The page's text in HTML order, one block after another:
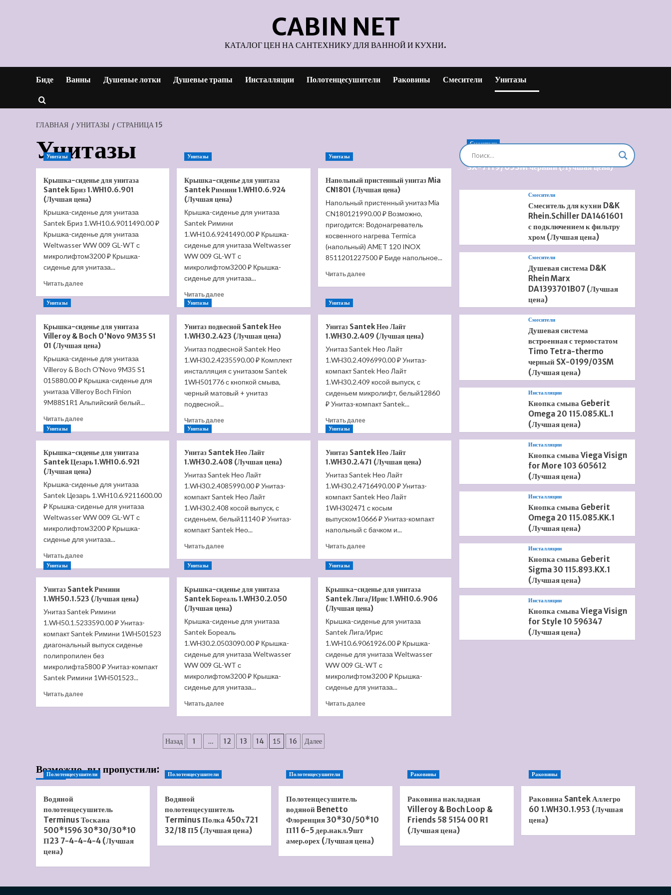
CABIN NET
КАТАЛОГ ЦЕН НА САНТЕХНИКУ ДЛЯ ВАННОЙ И КУХНИ.
Биде Ванны Душевые лотки Душевые трапы Инсталляции Полотенцесушители Раковины Смесители Унитазы
ГЛАВНАЯ УНИТАЗЫ СТРАНИЦА 15
Унитазы
Унитазы
Крышка-сиденье для унитаза
Santek Бриз 1.WH10.6.901
(Лучшая цена)
Крышка-сиденье для унитаза
Santek Бриз 1.WH10.6.9011490.00 ₽
Крышка-сиденье для унитаза
Weltwasser WW 009 GL-WT с
микролифтом3200 ₽ Крышка-
сиденье для унитаза...
Читать далееПрочитать
для
унитаза
Santek
Бриз
1.WH10.6.901
(Лучшая
цена)
Унитазы
Крышка-сиденье для унитаза
Santek Римини 1.WH10.6.924
(Лучшая цена)
Крышка-сиденье для унитаза
Santek Римини
1.WH10.6.9241490.00 ₽ Крышка-
сиденье для унитаза Weltwasser
WW 009 GL-WT с
микролифтом3200 ₽ Крышка-
сиденье для унитаза...
Читать далееПрочитать
сиденье
для
унитаза
Santek
Римини
1.WH10.6.924
цена)
Унитазы
Напольный пристенный унитаз Mia
CN1801 (Лучшая цена)
Напольный пристенный унитаз Mia
CN180121990.00 ₽ Возможно,
пригодится: Водонагреватель
косвенного нагрева Termica
(напольный) AMET 120 INOX
8511201227500 ₽ Биде напольное...
Читать далееПрочитать
Mia
CN1801
(Лучшая
цена)
Унитазы
Крышка-сиденье для унитаза
Villeroy & Boch O'Novo 9M35 S1
01 (Лучшая цена)
Крышка-сиденье для унитаза
Villeroy & Boch O'Novo 9M35 S1
015880.00 ₽ Крышка-сиденье для
унитаза Villeroy Boch Finion
9M88S1R1 Альпийский белый...
Читать далееПрочитать
сиденье
для
унитаза
Villeroy
&
O'Novo
9M35
S1
01
Унитазы
Унитаз подвесной Santek Нео
1.WH30.2.423 (Лучшая цена)
Унитаз подвесной Santek Нео
1.WH30.2.4235590.00 ₽ Комплект
инсталляция с унитазом Santek
1WH501776 с кнопкой смыва,
черный матовый + унитаз
подвесной...
Читать далееПрочитать
Унитаз
подвесной
Santek
Нео
1.WH30.2.423
(Лучшая
цена)
Унитазы
Унитаз Santek Нео Лайт
1.WH30.2.409 (Лучшая цена)
Унитаз Santek Нео Лайт
1.WH30.2.4096990.00 ₽ Унитаз-
компакт Santek Нео Лайт
1.WH30.2.409 косой выпуск, с
сиденьем микролифт, белый12860
₽ Унитаз-компакт Santek...
Читать далееПрочитать
Унитаз
Santek
Нео
Лайт
1.WH30.2.409
(Лучшая
Унитазы
Крышка-сиденье для унитаза
Santek Цезарь 1.WH10.6.921
(Лучшая цена)
Крышка-сиденье для унитаза
Santek Цезарь 1.WH10.6.9211600.00
₽ Крышка-сиденье для унитаза
Weltwasser WW 009 GL-WT с
микролифтом3200 ₽ Крышка-
сиденье для унитаза...
Читать далееПрочитать
сиденье
для
унитаза
Santek
Цезарь
(Лучшая
цена)
Унитазы
Унитаз Santek Нео Лайт
1.WH30.2.408 (Лучшая цена)
Унитаз Santek Нео Лайт
1.WH30.2.4085990.00 ₽ Унитаз-
компакт Santek Нео Лайт
1.WH30.2.408 косой выпуск, с
сиденьем, белый11140 ₽ Унитаз-
компакт Santek Нео...
Читать далееПрочитать
Нео
Лайт
1.WH30.2.408
(Лучшая
цена)
Унитазы
Унитаз Santek Нео Лайт
1.WH30.2.471 (Лучшая цена)
Унитаз Santek Нео Лайт
1.WH30.2.4716490.00 ₽ Унитаз-
компакт Santek Нео Лайт
1WH302471 с косым
выпуском10666 ₽ Унитаз-компакт
напольный с бачком и...
Читать далееПрочитать
Нео
Лайт
1.WH30.2.471
(Лучшая
цена)
Унитазы
Унитаз Santek Римини
1.WH50.1.523 (Лучшая цена)
Унитаз Santek Римини
1.WH50.1.5233590.00 ₽ Унитаз-
компакт Santek Римини 1WH501523
диагональный выпуск сиденье
полипропилен без
микролифта5800 ₽ Унитаз-компакт
Santek Римини 1WH501523...
Читать далееПрочитать
цена)
Унитазы
Крышка-сиденье для унитаза
Santek Бореаль 1.WH30.2.050
(Лучшая цена)
Крышка-сиденье для унитаза
Santek Бореаль
1.WH30.2.0503090.00 ₽ Крышка-
сиденье для унитаза Weltwasser
WW 009 GL-WT с
микролифтом3200 ₽ Крышка-
сиденье для унитаза...
Читать далееПрочитать
сиденье
для
1.WH30.2.050
Унитазы
Крышка-сиденье для унитаза
Santek Лига/Ирис 1.WH10.6.906
(Лучшая цена)
Крышка-сиденье для унитаза
Santek Лига/Ирис
1.WH10.6.9061926.00 ₽ Крышка-
сиденье для унитаза Weltwasser
WW 009 GL-WT с
микролифтом3200 ₽ Крышка-
сиденье для унитаза...
Читать далееПрочитать
Ирис
цена)
Пагинация
Назад 1 … 12 13 14 15 16 Далее
Смесители
Душевая система встроенная Timo Briana
SX-7119/03SM черный (Лучшая цена)
Смесители
Смеситель для кухни D&K
Rhein.Schiller DA1461601
с подключением к фильтру
хром (Лучшая цена)
Смесители
Душевая система D&K
Rhein Marx
DA1393701B07 (Лучшая
цена)
Смесители
Душевая система
встроенная с термостатом
Timo Tetra-thermo
черный SX-0199/03SM
(Лучшая цена)
Инсталляции
Кнопка смыва Geberit
Omega 20 115.085.KL.1
(Лучшая цена)
Инсталляции
Кнопка смыва Viega Visign
for More 103 605612
(Лучшая цена)
Инсталляции
Кнопка смыва Geberit
Omega 20 115.085.KK.1
(Лучшая цена)
Инсталляции
Кнопка смыва Geberit
Sigma 30 115.893.KX.1
(Лучшая цена)
Инсталляции
Кнопка смыва Viega Visign
for Style 10 596347
(Лучшая цена)
Возможно, вы пропустили:
Полотенцесушители
Водяной
полотенцесушитель
Terminus Тоскана
500*1596 30*30/30*10
П23 7-4-4-4-4 (Лучшая
цена)
Полотенцесушители
Водяной
полотенцесушитель
Terminus Полка 450х721
32/18 П5 (Лучшая цена)
Полотенцесушители
Полотенцесушитель
водяной Benetto
Флоренция 30*30/50*10
П11 6-5 дер.накл.9шт
амер.орех (Лучшая цена)
Раковины
Раковина накладная
Villeroy & Boch Loop &
Friends 58 5154 00 R1
(Лучшая цена)
Раковины
Раковина Santek Аллегро
60 1.WH30.1.953 (Лучшая
цена)